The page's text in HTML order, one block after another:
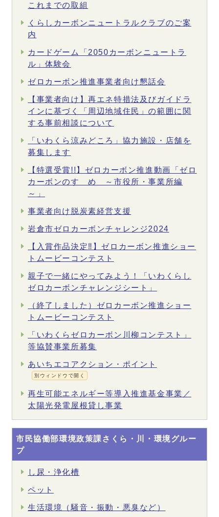
これまでの取組
くらしカーボンニュートラルクラブのご案
内
カードゲーム「2050カーボンニュートラ
ル」体験会
ゼロカーボン推進事業者向け懇話会
【事業者向け】再エネ特措法及びガイドラ
インに基づく「周辺地域住民」の範囲に関
する事前相談について
「いわくら涼みどころ」協力施設・店舗を
募集します
【特選受賞!!】ゼロカーボン推進動画「ゼロ
カーボンのすゝめ ～市役所・事業所編
～」
事業者向け脱炭素経営支援
岩倉市ゼロカーボンチャレンジ2024
【入賞作品決定‼】ゼロカーボン推進ショー
トムービーコンテスト
親子で一緒にやってみよう！「いわくらし
ゼロカーボンチャレンジシート」
（終了しました）ゼロカーボン推進ショー
トムービーコンテスト
「いわくらゼロカーボン川柳コンテスト」
等協賛事業所募集
あいちエコアクション・ポイント
別ウィンドウで開く
再生可能エネルギー等導入推進基金事業／
太陽光発電屋根貸し事業
市民協働部環境政策課さくら・川・環境グルー
プ
し尿・浄化槽
ペット
生活環境（騒音・振動・悪臭など）